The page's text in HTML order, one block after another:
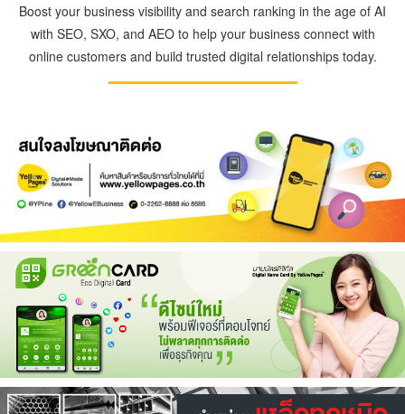
Boost your business visibility and search ranking in the age of AI
with SEO, SXO, and AEO to help your business connect with
online customers and build trusted digital relationships today.